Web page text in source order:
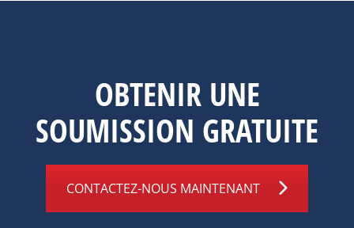
OBTENIR UNE
SOUMISSION GRATUITE
CONTACTEZ-NOUS MAINTENANT